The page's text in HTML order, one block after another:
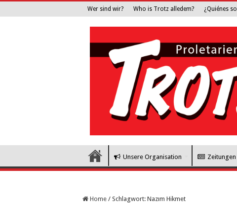
Wer sind wir? Who is Trotz alledem? ¿Quiénes
Unsere Organisation Zeitungen
Home / Schlagwort: Nazım Hikmet